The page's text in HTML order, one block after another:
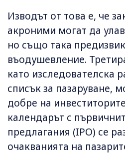
Изводът от това е, че
акроними могат да
но също така
въодушевление.
като изследователска
списък за пазаруване,
добре на
календарът с
предлагания (IPO) се
очакванията на